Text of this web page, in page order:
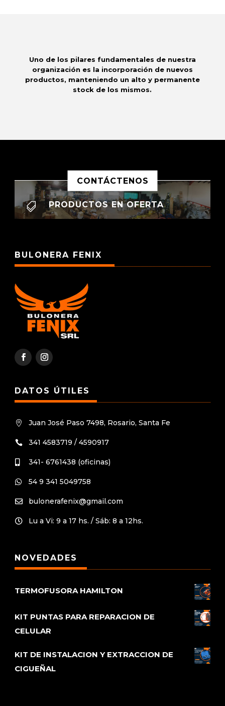
Uno de los pilares fundamentales de nuestra
organización es la incorporación de nuevos
productos, manteniendo un alto y permanente
stock de los mismos.
CONTÁCTENOS
 PRODUCTOS EN OFERTA
BULONERA FENIX
DATOS ÚTILES
 Juan José Paso 7498, Rosario, Santa Fe
 341 4583719 / 4590917
 341- 6761438 (oficinas)
 54 9 341 5049758
 bulonerafenix@gmail.com
 Lu a Vi: 9 a 17 hs. / Sáb: 8 a 12hs.
NOVEDADES
TERMOFUSORA HAMILTON
KIT PUNTAS PARA REPARACION DE
CELULAR
KIT DE INSTALACION Y EXTRACCION DE
CIGUEÑAL